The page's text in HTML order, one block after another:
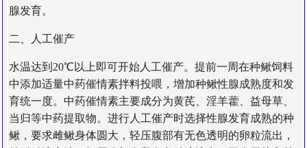
腺发育。
二、人工催产
水温达到20℃以上即可开始人工催产。提前一周在种鳅饲料
中添加适量中药催情素拌料投喂，增加种鳅性腺成熟度和发
育统一度。中药催情素主要成分为黄芪、淫羊藿、益母草、
当归等中药提取物。进行人工催产时选择性腺发育成熟的种
鳅，要求雌鳅身体圆大，轻压腹部有无色透明的卵粒流出，